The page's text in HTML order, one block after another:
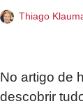
Thiago
No artigo de
descobrir